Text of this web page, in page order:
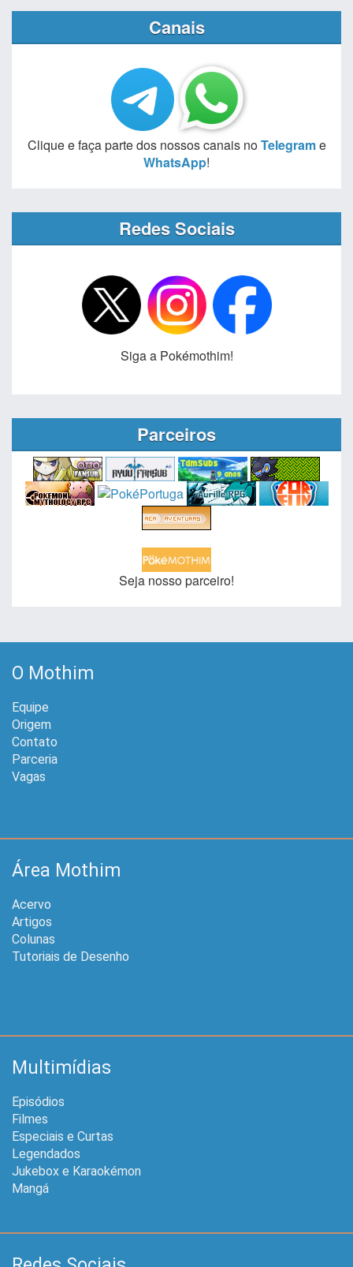
Canais
Clique e faça parte dos nossos canais noTelegrame
WhatsApp!
Redes Sociais
Siga a Pokémothim!
Parceiros
Seja nosso parceiro!
O Mothim
Equipe
Origem
Contato
Parceria
Vagas
Área Mothim
Acervo
Artigos
Colunas
Tutoriais de Desenho
Multimídias
Episódios
Filmes
Especiais e Curtas
Legendados
Jukebox e Karaokémon
Mangá